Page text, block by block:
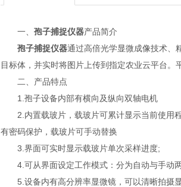
一、 孢子捕捉仪器产品简介
孢子捕捉仪器通过高倍光学显微成像技术、
目标体，并实时将图片上传到指定农业云平台。
二、产品特点
1.孢子设备内部有横向及纵向双轴电机
2.内置载玻片，载玻片可累计显示当前使用程
有密码保护，载玻片可手动替换
3.界面可实时显示载玻片单次采样进度;
4.可从界面设定工作模式：分为自动与手动
5.设备内有高分辨率显微镜，可以清晰拍摄显